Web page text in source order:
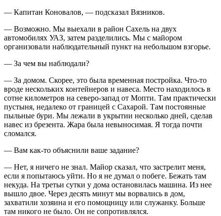
— Капитан Коновалов, — подсказал Вязников.
— Возможно. Мы выехали в район Сахель на двух
автомобилях УАЗ, затем разделились. Мы с майором
организовали наблюдательный пункт на небольшом взгорье.
— За чем вы наблюдали?
— За домом. Скорее, это была временная постройка. Что-то
вроде нескольких контейнеров и навеса. Место находилось в
сотне километров на северо-запад от Мопти. Там практически
пустыня, недалеко от границей с Сахарой. Там постоянные
пыльные бури. Мы лежали в укрытии несколько дней, сделав
навес из брезента. Жара была невыносимая. Я тогда почти
сломался.
— Вам как-то объяснили ваше задание?
— Нет, я ничего не знал. Майор сказал, что застрелит меня,
если я попытаюсь уйти. Но я не думал о побеге. Бежать там
некуда. На третьи сутки у дома остановилась машина. Из нее
вышло двое. Через десять минут мы ворвались в дом,
захватили хозяина и его помощницу или служанку. Больше
там никого не было. Он не сопротивлялся.